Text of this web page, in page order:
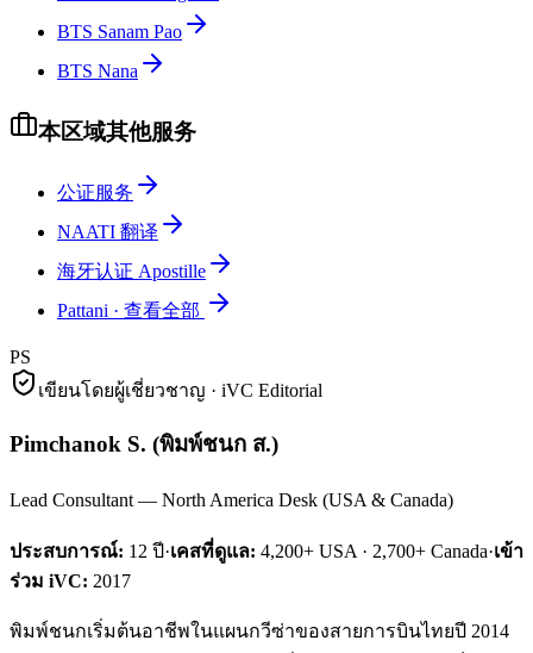
BTS Sanam Pao
BTS Nana
本区域其他服务
公证服务
NAATI 翻译
海牙认证 Apostille
Pattani · 查看全部
PS
เขียนโดยผู้เชี่ยวชาญ · iVC Editorial
Pimchanok S. (พิมพ์ชนก ส.)
Lead Consultant — North America Desk (USA & Canada)
ประสบการณ์: 12 ปี·เคสที่ดูแล: 4,200+ USA · 2,700+ Canada·เข้า
ร่วม iVC: 2017
พิมพ์ชนกเริ่มต้นอาชีพในแผนกวีซ่าของสายการบินไทยปี 2014